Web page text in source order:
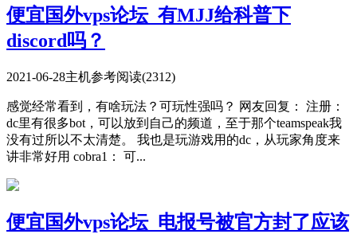
便宜国外vps论坛_有MJJ给科普下
discord吗？
2021-06-28主机参考阅读(2312)
感觉经常看到，有啥玩法？可玩性强吗？ 网友回复： 注册：
dc里有很多bot，可以放到自己的频道，至于那个teamspeak我
没有过所以不太清楚。 我也是玩游戏用的dc，从玩家角度来
讲非常好用 cobra1： 可...
便宜国外vps论坛_电报号被官方封了应该